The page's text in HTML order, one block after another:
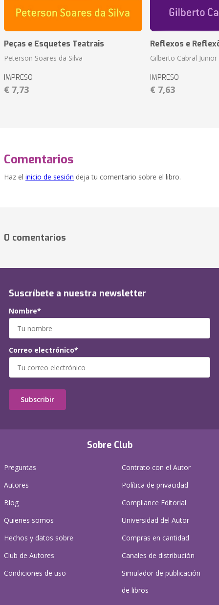
Peças e Esquetes Teatrais
Peterson Soares da Silva
IMPRESO
€ 7,73
Reflexos e
Gilberto Cabral Junior
IMPRESO
€ 7,63
Comentarios
Haz el inicio de sesión deja tu comentario sobre el libro.
0 comentarios
Sobre Club
Preguntas
Autores
Blog
Quienes somos
Hechos y datos sobre
Club de Autores
Condiciones de uso
Contrato con el Autor
Política de privacidad
Compliance Editorial
Universidad del Autor
Compras en cantidad
Canales de distribución
Simulador de publicación
de libros
Suscríbete a nuestra newsletter
Nombre*
Correo electrónico*
Subscribir